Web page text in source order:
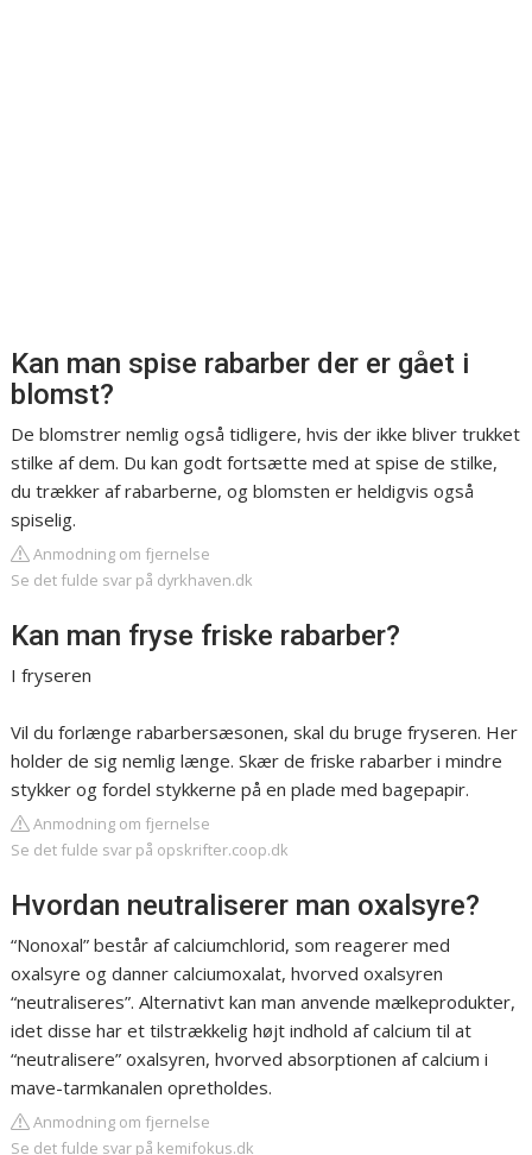
Kan man spise rabarber der er gået i
blomst?
De blomstrer nemlig også tidligere, hvis der ikke bliver trukket
stilke af dem. Du kan godt fortsætte med at spise de stilke,
du trækker af rabarberne, og blomsten er heldigvis også
spiselig.
Anmodning om fjernelse
Se det fulde svar på dyrkhaven.dk
Kan man fryse friske rabarber?
I fryseren
Vil du forlænge rabarbersæsonen, skal du bruge fryseren. Her
holder de sig nemlig længe. Skær de friske rabarber i mindre
stykker og fordel stykkerne på en plade med bagepapir.
Anmodning om fjernelse
Se det fulde svar på opskrifter.coop.dk
Hvordan neutraliserer man oxalsyre?
“Nonoxal” består af calciumchlorid, som reagerer med
oxalsyre og danner calciumoxalat, hvorved oxalsyren
“neutraliseres”. Alternativt kan man anvende mælkeprodukter,
idet disse har et tilstrækkelig højt indhold af calcium til at
“neutralisere” oxalsyren, hvorved absorptionen af calcium i
mave-tarmkanalen opretholdes.
Anmodning om fjernelse
Se det fulde svar på kemifokus.dk